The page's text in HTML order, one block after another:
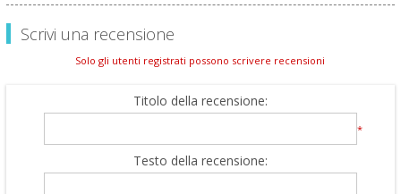
Scrivi una recensione
Solo gli utenti registrati possono scrivere recensioni
Titolo della recensione:
*
Testo della recensione: